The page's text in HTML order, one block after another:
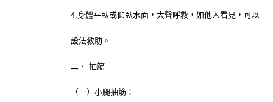
4.身體平臥或仰臥水面，大聲呼救，如他人看見，可以
設法救助。
二、 抽筋
（一）小腿抽筋：